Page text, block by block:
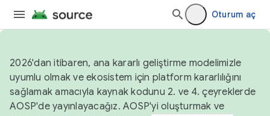
Oturum aç
2026'dan itibaren, ana kararlı geliştirme modelimizle
uyumlu olmak ve ekosistem için platform kararlılığını
sağlamak amacıyla kaynak kodunu 2. ve 4. çeyreklerde
AOSP'de yayınlayacağız. AOSP'yi oluşturmak ve